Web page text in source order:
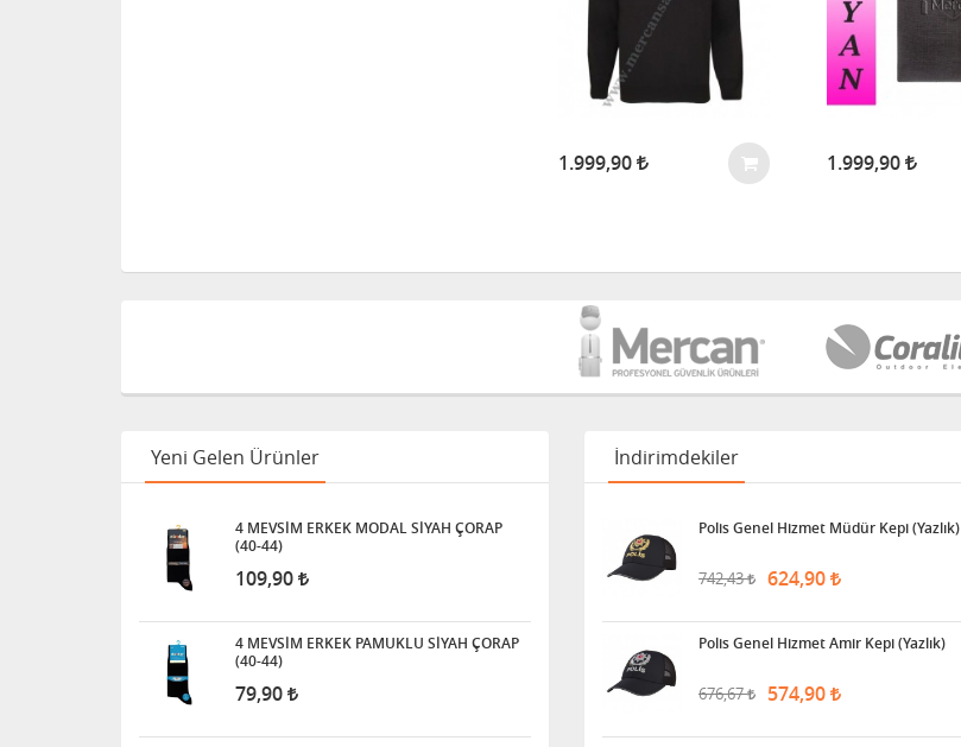
1.999,90 1.999,90
Yeni Gelen Ürünler
4 MEVSİM ERKEK MODAL SİYAH ÇORAP
(40-44)
109,90
4 MEVSİM ERKEK PAMUKLU SİYAH ÇORAP
(40-44)
79,90
İndirimdekiler
Polis Genel Hizmet Müdür Kepi (Yazlık)
742,43 624,90
Polis Genel Hizmet Amir Kepi (Yazlık)
676,67 574,90